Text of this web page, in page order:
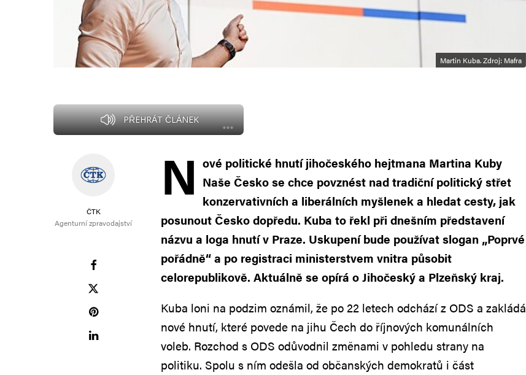
Martin Kuba. Zdroj: Mafra
PŘEHRÁT ČLÁNEK
ČTK
Agenturní zpravodajství
N ové politické hnutí jihočeského hejtmana Martina Kuby
Naše Česko se chce povznést nad tradiční politický střet
konzervativních a liberálních myšlenek a hledat cesty, jak
posunout Česko dopředu. Kuba to řekl při dnešním představení
názvu a loga hnutí v Praze. Uskupení bude používat slogan „Poprvé
pořádně“ a po registraci ministerstvem vnitra působit
celorepublikově. Aktuálně se opírá o Jihočeský a Plzeňský kraj.
Kuba loni na podzim oznámil, že po 22 letech odchází z ODS a zakládá
nové hnutí, které povede na jihu Čech do říjnových komunálních
voleb. Rozchod s ODS odůvodnil změnami v pohledu strany na
politiku. Spolu s ním odešla od občanských demokratů i část